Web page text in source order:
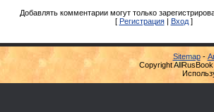
Добавлять комментарии могут только
[ Регистрация| Вход]
Sitemap-
Copyright